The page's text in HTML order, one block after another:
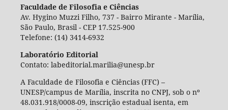
Faculdade de Filosofia e Ciências
Av. Hygino Muzzi Filho, 737 - Bairro Mirante - Marília,
São Paulo, Brasil - CEP 17.525-900
Telefone: (14) 3414-6932
Laboratório Editorial
Contato: labeditorial.marilia@unesp.br
A Faculdade de Filosofia e Ciências (FFC) –
UNESP/campus de Marília, inscrita no CNPJ, sob o nº
48.031.918/0008-09, inscrição estadual isenta, em